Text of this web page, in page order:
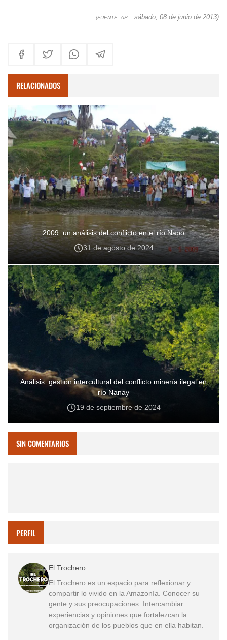
(FUENTE: AP – sábado, 08 de junio de 2013)
RELACIONADOS
2009: un análisis del conflicto en el río Napo
31 de agosto de 2024
Análisis: gestión intercultural del conflicto minería ilegal en
río Nanay
19 de septiembre de 2024
SIN COMENTARIOS
PERFIL
El Trochero
El Trochero es un espacio para reflexionar y
compartir lo vivido en la Amazonía. Conocer su
gente y sus preocupaciones. Intercambiar
experiencias y opiniones que fortalezcan la
organización de los pueblos que en ella habitan.